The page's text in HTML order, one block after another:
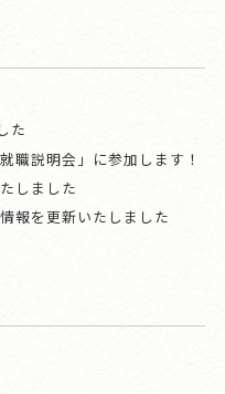
た
職説明会」に参加します！
しました
報を更新いたしました